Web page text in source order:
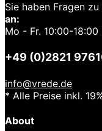
Sie haben Fragen
an:
Mo - Fr. 10:00-18:00
+49 (0)2821
info@vrede.de
* Alle Preise inkl.
About